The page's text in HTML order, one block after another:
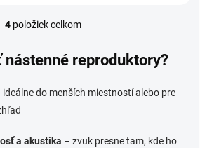
O
l
a
e
4položiek celkom
nástenné reproduktory?
ideálne do menších miestností alebo pre
a akustika – zvuk presne tam, kde ho